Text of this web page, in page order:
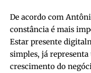
De acordo com
constância é mais
Estar presente
simples, já
crescimento do